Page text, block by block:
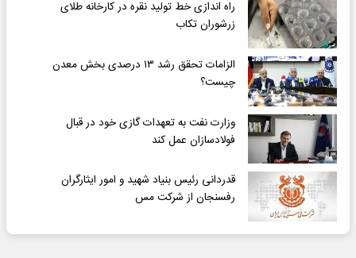
راه اندازی خط تولید نقره در کارخانه طلای
زرشوران تکاب
الزامات تحقق رشد ۱۳ درصدی بخش معدن
چیست؟
وزارت نفت به تعهدات گازی خود در قبال
فولادسازان عمل کند
قدردانی رئیس بنیاد شهید و امور ایثارگران
رفسنجان از شرکت مس